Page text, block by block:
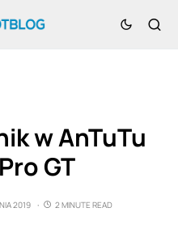
w AnTuTu
GT
2019
2 MINUTE READ